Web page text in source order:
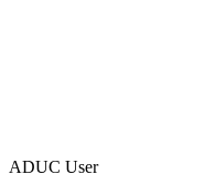
ADUC User